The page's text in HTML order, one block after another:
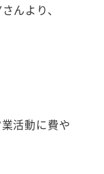
んより、
活動に費や